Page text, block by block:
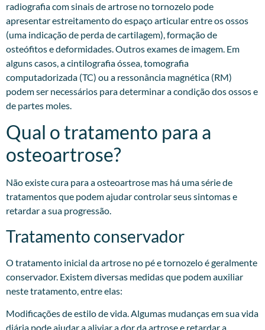
radiografia com sinais de artrose no tornozelo pode
apresentar estreitamento do espaço articular entre os ossos
(uma indicação de perda de cartilagem), formação de
osteófitos e deformidades. Outros exames de imagem. Em
alguns casos, a cintilografia óssea, tomografia
computadorizada (TC) ou a ressonância magnética (RM)
podem ser necessários para determinar a condição dos ossos e
de partes moles.
Qual o tratamento para a
osteoartrose?
Não existe cura para a osteoartrose mas há uma série de
tratamentos que podem ajudar controlar seus sintomas e
retardar a sua progressão.
Tratamento conservador
O tratamento inicial da artrose no pé e tornozelo é geralmente
conservador. Existem diversas medidas que podem auxiliar
neste tratamento, entre elas:
Modificações de estilo de vida. Algumas mudanças em sua vida
diária pode ajudar a aliviar a dor da artrose e retardar a